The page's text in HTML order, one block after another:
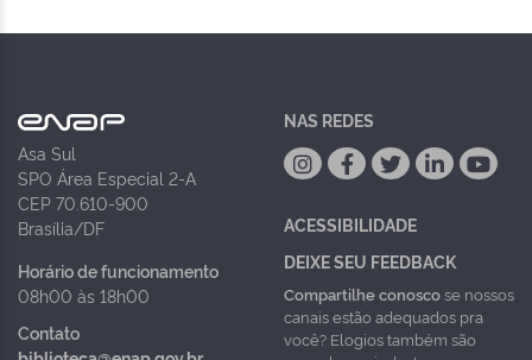
Asa Sul
SPO Área Especial 2-A
CEP 70.610-900
Brasília/DF
Horário de funcionamento
08h00 às 18h00
Contato
NAS REDES
ACESSIBILIDADE
DEIXE SEU FEEDBACK
Compartilhe conoscose nossos
canais estão adequados pra
você? Elogios também são